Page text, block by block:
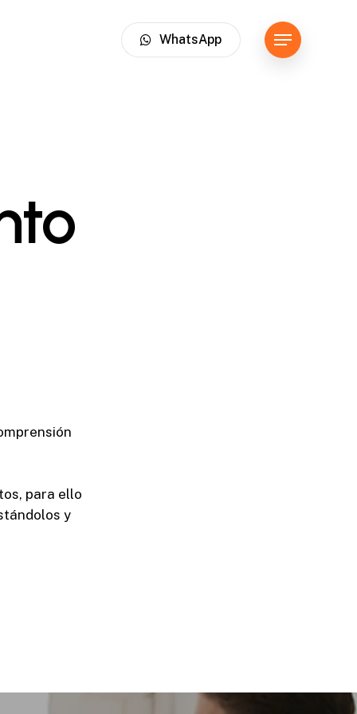
WhatsApp Menu
para ello
y